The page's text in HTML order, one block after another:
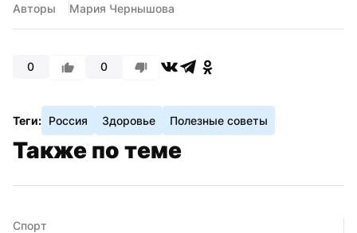
Авторы Мария Чернышова
0 0
Теги: Россия Здоровье Полезные советы
Также по теме
Спорт